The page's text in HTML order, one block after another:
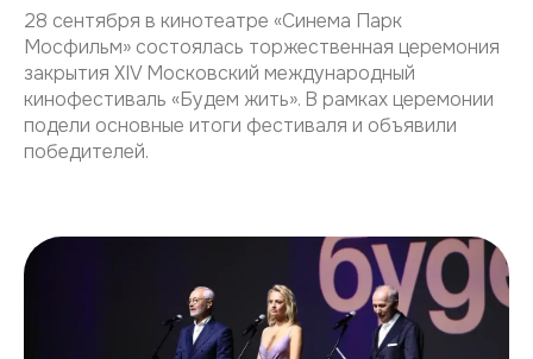
28 сентября в кинотеатре «Синема Парк
Мосфильм» состоялась торжественная церемония
закрытия XIV Московский международный
кинофестиваль «Будем жить». В рамках церемонии
подели основные итоги фестиваля и объявили
победителей.